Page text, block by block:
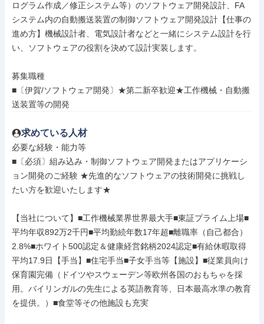
ログラム作成／修正システム等）のソフトウェア開発設計、FA
システム内の自動搬送装置の制御ソフトウェア開発設計【仕事の
進め方】機械設計者、電気設計者などと一緒にシステム設計を行
い、ソフトウェアの役割を決めて設計実装します。
募集職種
■〔伊賀/ソフトウェア開発〕★第二新卒歓迎★工作機械・自動搬
送装置等の開発
求めている人材
必要な経験・能力等
■〔必須〕組み込み・制御ソフトウェア開発またはアプリケーシ
ョン開発のご経験 ★先進的なソフトウェアの技術開発に挑戦し
たい方を歓迎いたします★
【当社について】■工作機械業界世界最大手■東証プライム上場■
平均年収892万2千円■平均勤続年数17年超■離職率（自己都合）
2.8%■ホワイト500認定＆健康経営銘柄2024認定■有給休暇取得
平均17.9日【手当】■住宅手当■子女手当等【施設】■従業員向け
保育園完備（ドイツやスウェーデン等欧州各国のおもちゃを採
用。バイリンガルの先生による英語教育等、日本最高水準の教育
を提供。）■食堂等その他施設も充実